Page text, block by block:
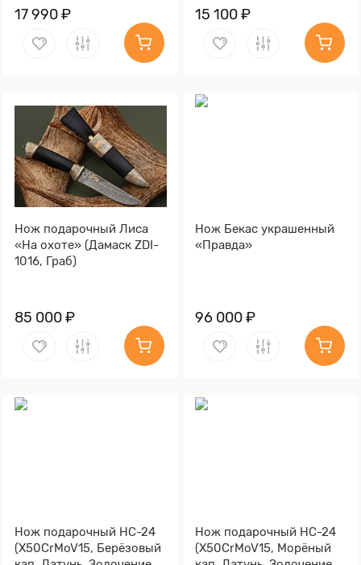
17 990 ₽ 15 100 ₽
Нож подарочный Лиса
«На охоте» (Дамаск ZDI-
1016, Граб)
85 000 ₽
Нож Бекас украшенный
«Правда»
96 000 ₽
Нож подарочный НС-24
(X50CrMoV15, Берёзовый
Нож подарочный НС-24
(X50CrMoV15, Морёный